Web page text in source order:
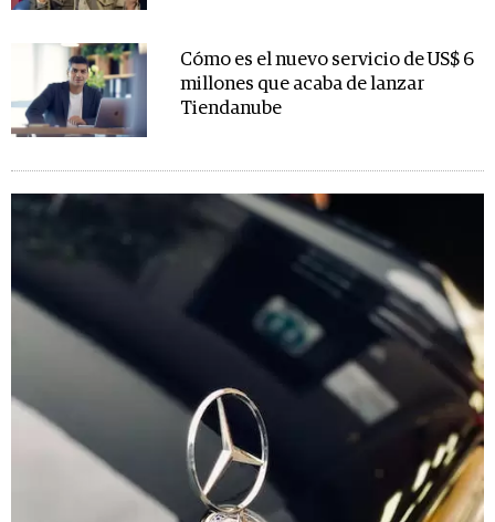
Cómo es el nuevo servicio de US$ 6
millones que acaba de lanzar
Tiendanube